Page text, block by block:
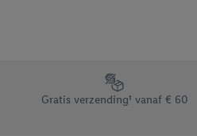
Footerelement met de
Gratis verzending¹ vanaf € 60